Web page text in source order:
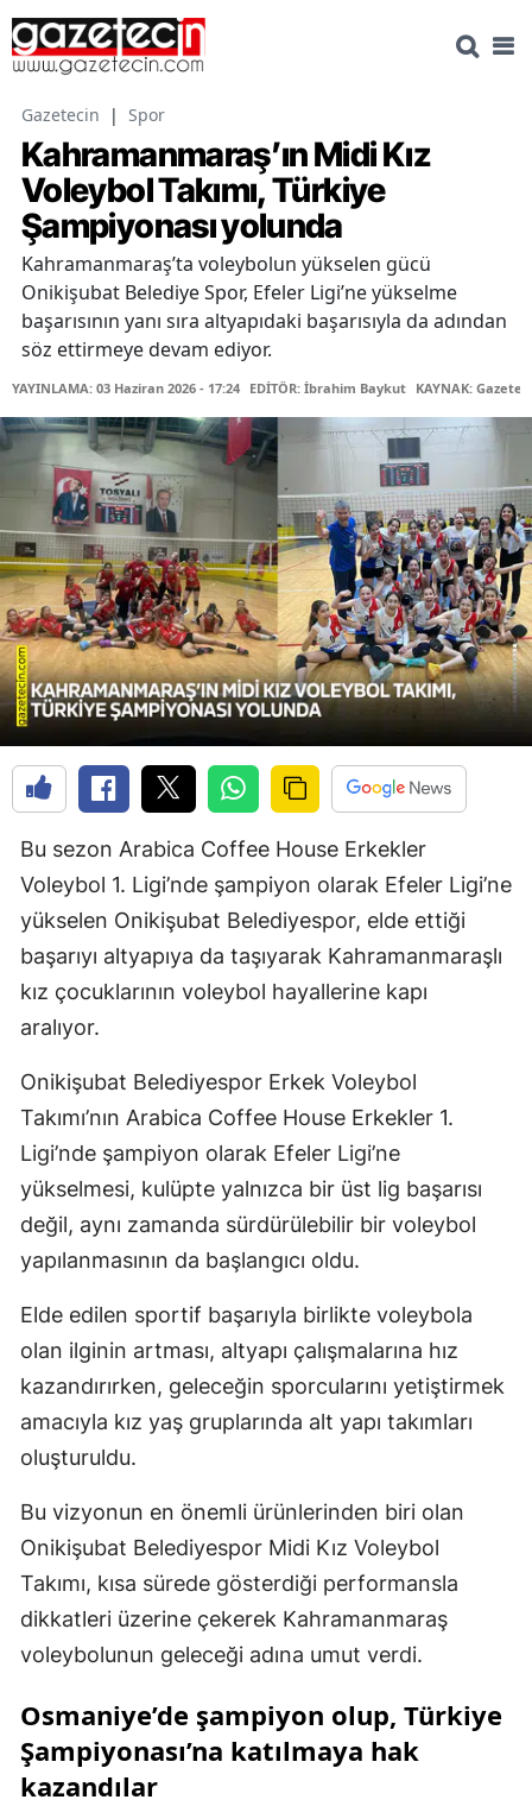
Gazetecin | Spor
Kahramanmaraş’ın Midi Kız
Voleybol Takımı, Türkiye
Şampiyonası yolunda
Kahramanmaraş’ta voleybolun yükselen gücü
Onikişubat Belediye Spor, Efeler Ligi’ne yükselme
başarısının yanı sıra altyapıdaki başarısıyla da adından
söz ettirmeye devam ediyor.
YAYINLAMA: 03 Haziran 2026 - 17:24 EDİTÖR: İbrahim Baykut KAYNAK:
Bu sezon Arabica Coffee House Erkekler
Voleybol 1. Ligi’nde şampiyon olarak Efeler Ligi’ne
yükselen Onikişubat Belediyespor, elde ettiği
başarıyı altyapıya da taşıyarak Kahramanmaraşlı
kız çocuklarının voleybol hayallerine kapı
aralıyor.
Onikişubat Belediyespor Erkek Voleybol
Takımı’nın Arabica Coffee House Erkekler 1.
Ligi’nde şampiyon olarak Efeler Ligi’ne
yükselmesi, kulüpte yalnızca bir üst lig başarısı
değil, aynı zamanda sürdürülebilir bir voleybol
yapılanmasının da başlangıcı oldu.
Elde edilen sportif başarıyla birlikte voleybola
olan ilginin artması, altyapı çalışmalarına hız
kazandırırken, geleceğin sporcularını yetiştirmek
amacıyla kız yaş gruplarında alt yapı takımları
oluşturuldu.
Bu vizyonun en önemli ürünlerinden biri olan
Onikişubat Belediyespor Midi Kız Voleybol
Takımı, kısa sürede gösterdiği performansla
dikkatleri üzerine çekerek Kahramanmaraş
voleybolunun geleceği adına umut verdi.
Osmaniye’de şampiyon olup, Türkiye
Şampiyonası’na katılmaya hak
kazandılar